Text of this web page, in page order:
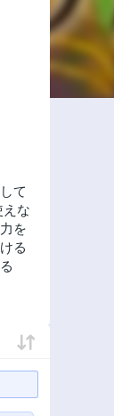
て
な
を
る